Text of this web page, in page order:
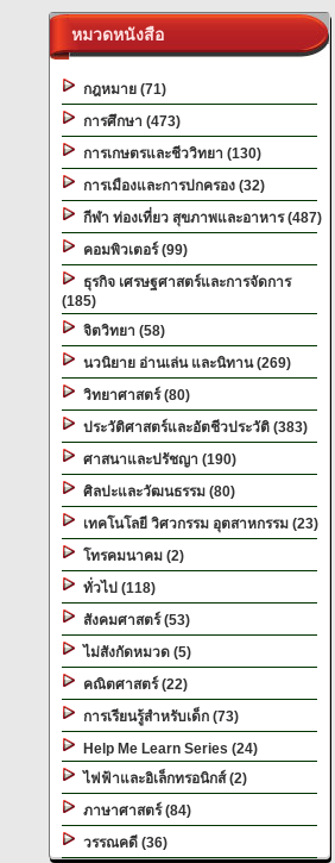
หมวดหนังสือ
กฎหมาย (71)
การศึกษา (473)
การเกษตรและชีววิทยา (130)
การเมืองและการปกครอง (32)
กีฬา ท่องเที่ยว สุขภาพและอาหาร (487)
คอมพิวเตอร์ (99)
ธุรกิจ เศรษฐศาสตร์และการจัดการ
(185)
จิตวิทยา (58)
นวนิยาย อ่านเล่น และนิทาน (269)
วิทยาศาสตร์ (80)
ประวัติศาสตร์และอัตชีวประวัติ (383)
ศาสนาและปรัชญา (190)
ศิลปะและวัฒนธรรม (80)
เทคโนโลยี วิศวกรรม อุตสาหกรรม (23)
โทรคมนาคม (2)
ทั่วไป (118)
สังคมศาสตร์ (53)
ไม่สังกัดหมวด (5)
คณิตศาสตร์ (22)
การเรียนรู้สำหรับเด็ก (73)
Help Me Learn Series (24)
ไฟฟ้าและอิเล็กทรอนิกส์ (2)
ภาษาศาสตร์ (84)
วรรณคดี (36)